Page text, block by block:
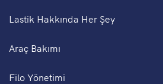
Lastik Hakkında Her Şey
Araç Bakımı
Filo Yönetimi